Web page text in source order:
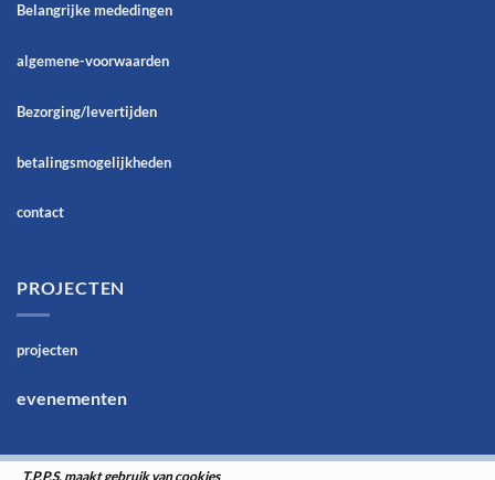
Belangrijke mededingen
algemene-voorwaarden
Bezorging/levertijden
betalingsmogelijkheden
contact
PROJECTEN
projecten
evenementen
T.P.P.S. maakt gebruik van cookies